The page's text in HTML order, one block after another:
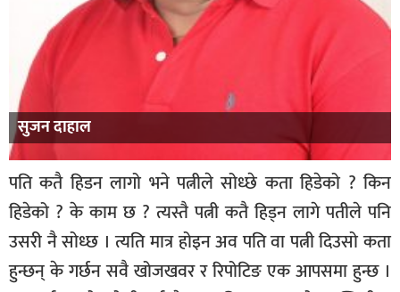
सुजन दाहाल
पति कतै हिडन लागो भने पत्नीले सोध्छे कता हिडेको ? किन
हिडेको ? के काम छ ? त्यस्तै पत्नी कतै हिड्न लागे पतीले पनि
उसरी नै सोध्छ । त्यति मात्र होइन अव पति वा पत्नी दिउसो कता
हुन्छन् के गर्छन सवै खोजखवर र रिपोटिङ एक आपसमा हुन्छ ।